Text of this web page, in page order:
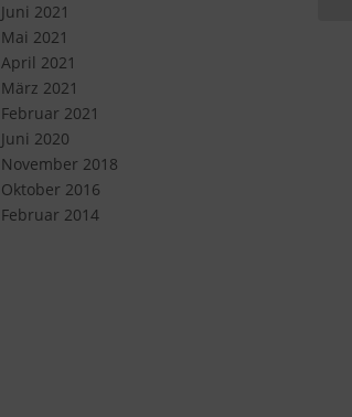
Juni 2021
Mai 2021
April 2021
März 2021
Februar 2021
Juni 2020
November 2018
Oktober 2016
Februar 2014